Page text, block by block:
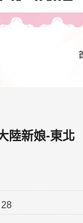
陸新娘-東北